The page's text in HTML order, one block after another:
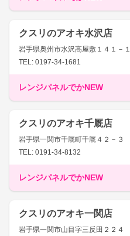
クスリのアオキ水沢店
岩手県奥州市水沢高屋敷１４１－１
TEL: 0197-34-1681
レンジパネルでかNEW
クスリのアオキ千厩店
岩手県一関市千厩町千厩４２－３
TEL: 0191-34-8132
レンジパネルでかNEW
クスリのアオキ一関店
岩手県一関市山目字三反田２２４